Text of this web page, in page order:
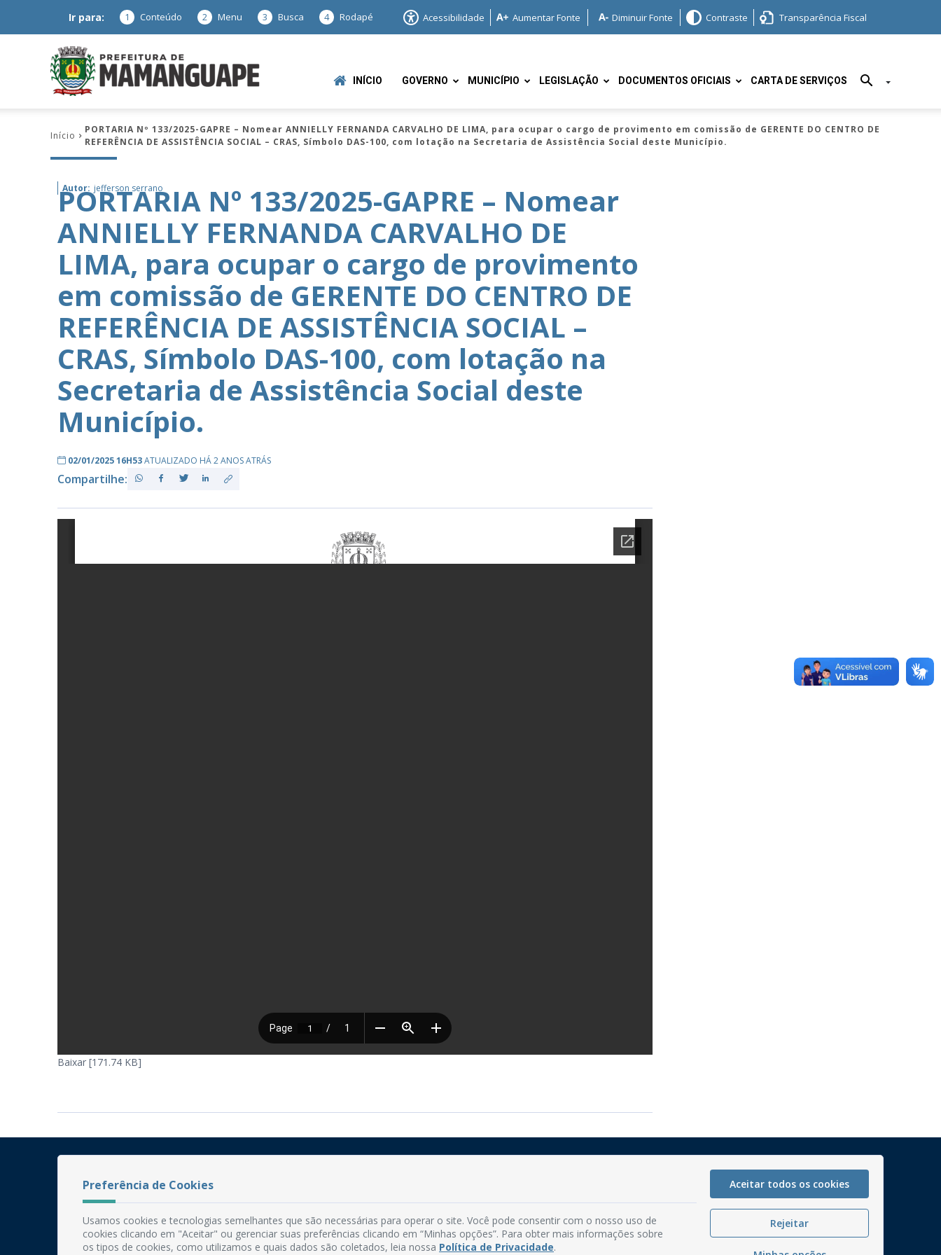
Ir para: 1 Conteúdo 2 Menu 3 Busca 4 Rodapé Acessibilidade Aumentar Fonte Diminuir Fonte Contraste Transparência Fiscal
de
–
PB
INÍCIO GOVERNO MUNICÍPIO LEGISLAÇÃO DOCUMENTOS OFICIAIS CARTA DE SERVIÇOS
Início
PORTARIA Nº 133/2025-GAPRE – Nomear ANNIELLY FERNANDA CARVALHO DE LIMA, para ocupar o cargo de provimento em comissão de GERENTE DO CENTRO DE
REFERÊNCIA DE ASSISTÊNCIA SOCIAL – CRAS, Símbolo DAS-100, com lotação na Secretaria de Assistência Social deste Município.
Autor: jefferson serrano
PORTARIA Nº 133/2025-GAPRE – Nomear
ANNIELLY FERNANDA CARVALHO DE
LIMA, para ocupar o cargo de provimento
em comissão de GERENTE DO CENTRO DE
REFERÊNCIA DE ASSISTÊNCIA SOCIAL –
CRAS, Símbolo DAS-100, com lotação na
Secretaria de Assistência Social deste
Município.
02/01/2025 16H53ATUALIZADO HÁ 2 ANOS ATRÁS
Compartilhe:
Baixar [171.74 KB]
Fone: (83) 3292-2246
Email: comunicacao@mamanguape.pb.gov.br
Perguntas frequentes
Preferência de Cookies
Usamos cookies e tecnologias semelhantes que são necessárias para operar o site. Você pode consentir com o nosso uso de
cookies clicando em "Aceitar" ou gerenciar suas preferências clicando em “Minhas opções”. Para obter mais informações sobre
os tipos de cookies, como utilizamos e quais dados são coletados, leia nossa Política de Privacidade.
Aceitar todos os cookies
Rejeitar